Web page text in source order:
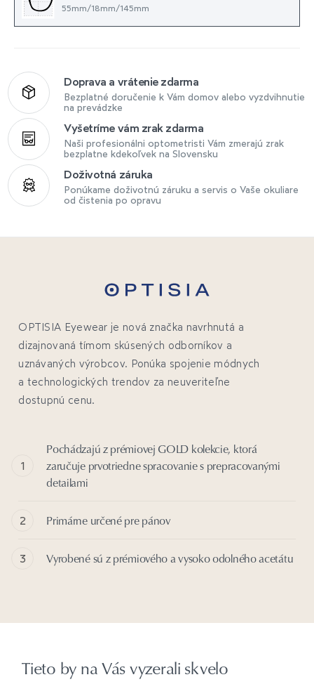
55mm/18mm/145mm
Doprava a vrátenie zdarma
Bezplatné doručenie k Vám domov alebo vyzdvihnutie
na prevádzke
Vyšetríme vám zrak zdarma
Naši profesionálni optometristi Vám zmerajú zrak
bezplatne kdekoľvek na Slovensku
Doživotná záruka
Ponúkame doživotnú záruku a servis o Vaše okuliare
od čistenia po opravu
OPTISIA Eyewear je nová značka navrhnutá a
dizajnovaná tímom skúsených odborníkov a
uznávaných výrobcov. Ponúka spojenie módnych
a technologických trendov za neuveriteľne
dostupnú cenu.
Pochádzajú z prémiovej GOLD kolekcie, ktorá
zaručuje prvotriedne spracovanie s prepracovanými
detailami
Primárne určené pre pánov
Vyrobené sú z prémiového a vysoko odolného acetátu
Tieto by na Vás vyzerali skvelo